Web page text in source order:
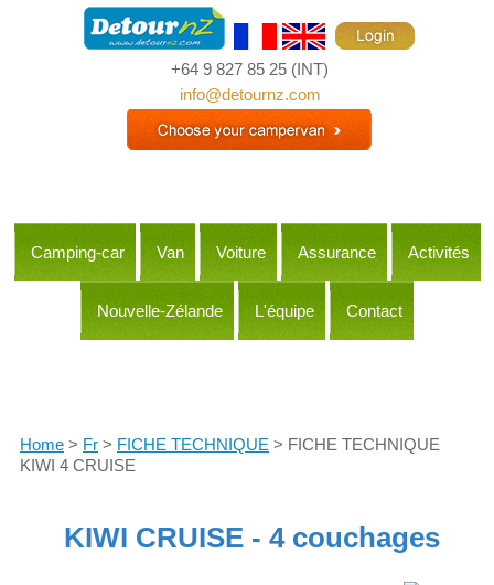
+64 9 827 85 25 (INT)
info@detournz.com
Camping-car Van Voiture Assurance Activités
Nouvelle-Zélande L'équipe Contact
Home > Fr > FICHE TECHNIQUE > FICHE TECHNIQUE
KIWI 4 CRUISE
KIWI CRUISE - 4 couchages